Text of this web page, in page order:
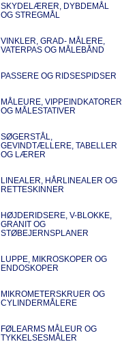
SKYDELÆRER, DYBDEMÅL
OG STREGMÅL
VINKLER, GRAD- MÅLERE,
VATERPAS OG MÅLEBÅND
PASSERE OG RIDSESPIDSER
MÅLEURE, VIPPEINDKATORER
OG MÅLESTATIVER
SØGERSTÅL,
GEVINDTÆLLERE, TABELLER
OG LÆRER
LINEALER, HÅRLINEALER OG
RETTESKINNER
HØJDERIDSERE, V-BLOKKE,
GRANIT OG
STØBEJERNSPLANER
LUPPE, MIKROSKOPER OG
ENDOSKOPER
MIKROMETERSKRUER OG
CYLINDERMÅLERE
FØLEARMS MÅLEUR OG
TYKKELSESMÅLER